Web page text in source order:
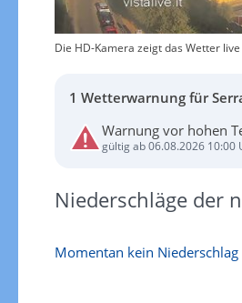
Die HD-Kamera zeigt das Wetter
1 Wetterwarnung für
Warnung vor hohen
gültig ab 06.08.2026
Niederschläge der
Momentan kein